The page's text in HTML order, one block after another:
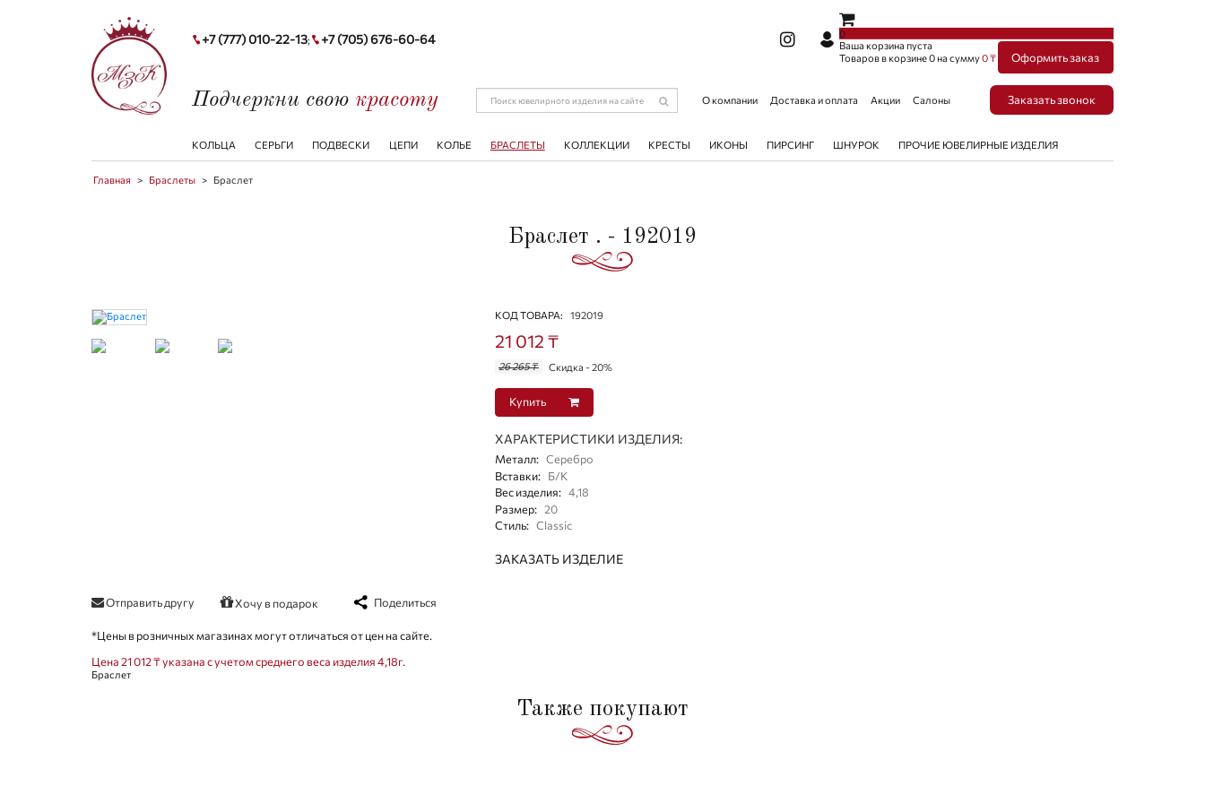
+7 (777) 010-22-13; +7 (705) 676-60-64
0
Ваша корзина пуста
Товаров в корзине0на сумму0 ₸ Оформить заказ
Подчеркни свою красоту О компании Доставка и оплата Акции Салоны Заказать звонок
КОЛЬЦА СЕРЬГИ ПОДВЕСКИ ЦЕПИ КОЛЬЕ БРАСЛЕТЫ КОЛЛЕКЦИИ КРЕСТЫ ИКОНЫ ПИРСИНГ ШНУРОК ПРОЧИЕ ЮВЕЛИРНЫЕ ИЗДЕЛИЯ
Главная > Браслеты > Браслет
Браслет . - 192019
КОД ТОВАРА: 192019
21 012 ₸
26 265 ₸ Скидка - 20%
Купить
ХАРАКТЕРИСТИКИ ИЗДЕЛИЯ:
Металл: Серебро
Вставки: Б/К
Вес изделия: 4,18
Размер: 20
Стиль: Classic
ЗАКАЗАТЬ ИЗДЕЛИЕ
Отправить другу Хочу в подарок Поделиться
*Цены в розничных магазинах могут отличаться от цен на сайте.
Цена 21 012 ₸ указана с учетом среднего веса изделия 4,18г.
Браслет
Также покупают